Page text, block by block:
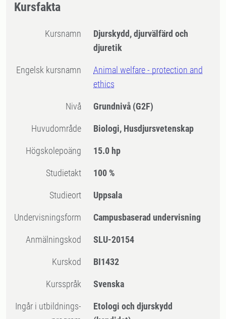
Kursfakta
Kursnamn
Djurskydd, djurvälfärd och
djuretik
Engelsk kursnamn
Animal welfare - protection and
ethics
Nivå Grundnivå (G2F)
Huvudområde Biologi, Husdjursvetenskap
högskolepoäng 15.0 hp
Studietakt 100 %
Studieort Uppsala
Undervisningsform Campusbaserad undervisning
Anmälningskod SLU-20154
Kurskod BI1432
Kursspråk Svenska
Ingår i utbildnings-
Etologi och djurskydd